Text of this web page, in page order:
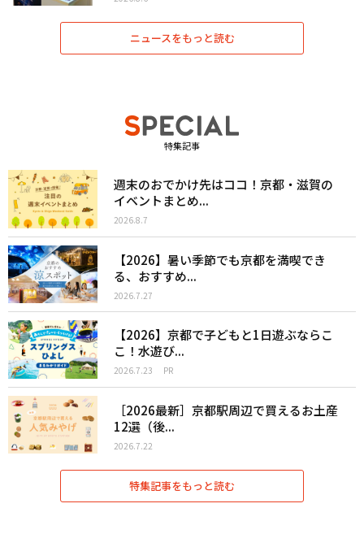
ニュースをもっと読む
特集記事
週末のおでかけ先はココ！京都・滋賀の
イベントまとめ...
2026.8.7
【2026】暑い季節でも京都を満喫でき
る、おすすめ...
2026.7.27
【2026】京都で子どもと1日遊ぶならこ
こ！水遊び...
2026.7.23 PR
［2026最新］京都駅周辺で買えるお土産
12選（後...
2026.7.22
特集記事をもっと読む